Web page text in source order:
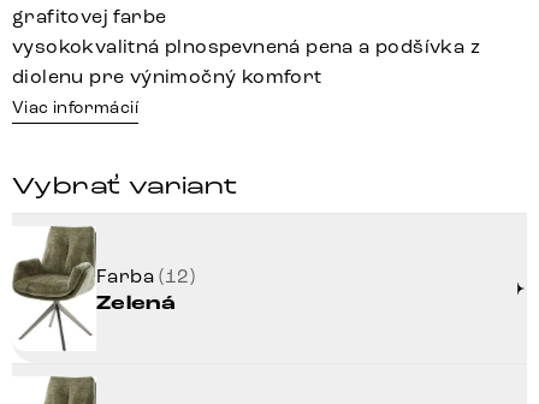
grafitovej farbe
vysokokvalitná plnospevnená pena a podšívka z
diolenu pre výnimočný komfort
Viac informácií
Vybrať variant
Farba(12)
Zelená